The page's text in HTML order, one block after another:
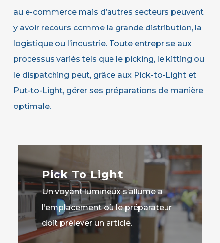
au e-commerce mais d’autres secteurs peuvent
y avoir recours comme la grande distribution, la
logistique ou l’industrie. Toute entreprise aux
processus variés tels que le picking, le kitting ou
le dispatching peut, grâce aux Pick-to-Light et
Put-to-Light, gérer ses préparations de manière
optimale.
Pick To Light
Un voyant lumineux s’allume à
l’emplacement où le préparateur
doit prélever un article.